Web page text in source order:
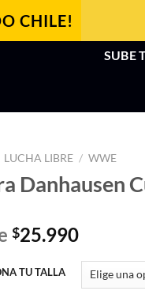
CHILE!
SUBE
LUCHA LIBRE / WWE
Danhausen
$25.990
TU TALLA